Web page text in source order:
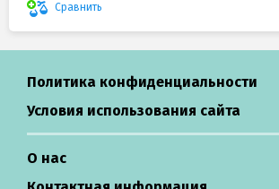
Сравнить
Политика конфиденциальности
Условия использования сайта
О нас